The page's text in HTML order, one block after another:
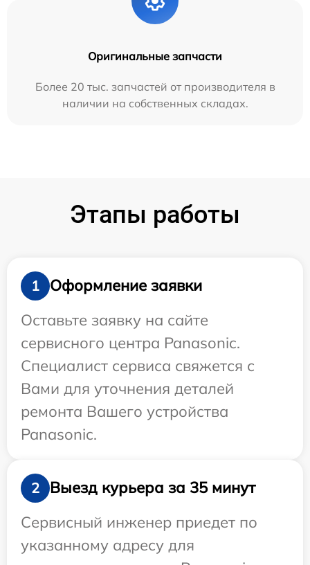
Оригинальные запчасти
Более 20 тыс. запчастей от производителя в
наличии на собственных складах.
Этапы работы
1
Оформление заявки
Оставьте заявку на сайте
сервисного центра Panasonic.
Специалист сервиса свяжется с
Вами для уточнения деталей
ремонта Вашего устройства
Panasonic.
2
Выезд курьера за 35 минут
Сервисный инженер приедет по
указанному адресу для